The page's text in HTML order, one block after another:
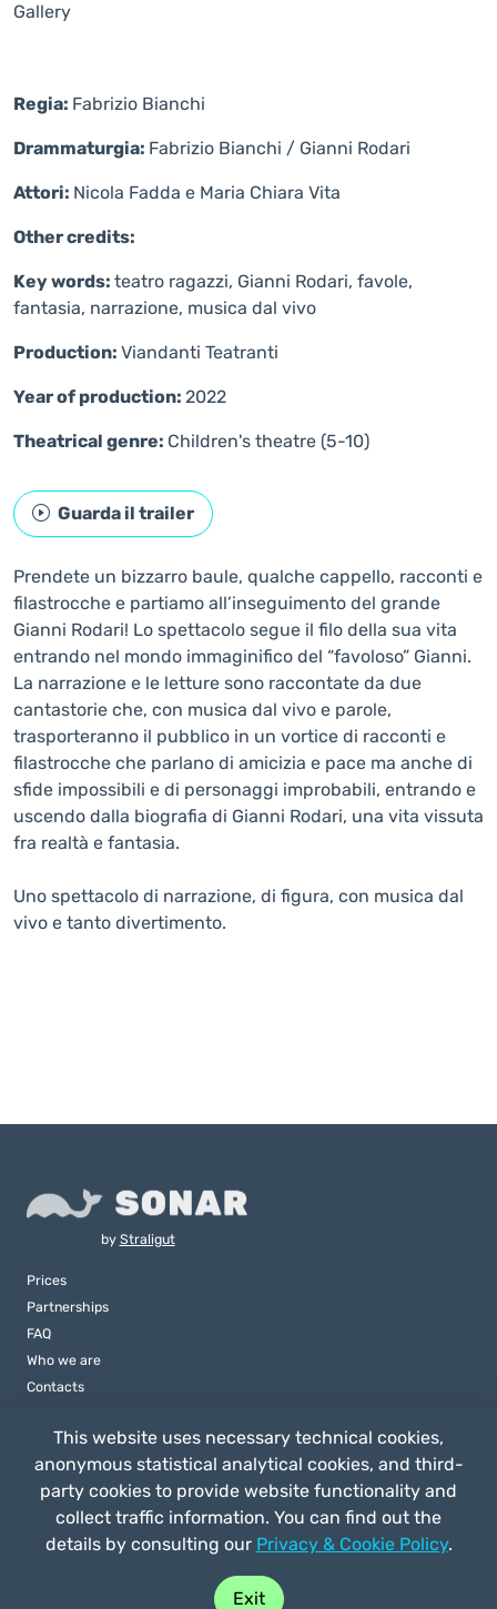
Gallery
Regia: Fabrizio Bianchi
Drammaturgia: Fabrizio Bianchi / Gianni Rodari
Attori: Nicola Fadda e Maria Chiara Vita
Other credits:
Key words: teatro ragazzi, Gianni Rodari, favole,
fantasia, narrazione, musica dal vivo
Production: Viandanti Teatranti
Year of production: 2022
Theatrical genre: Children's theatre (5-10)
Guarda il trailer
Prendete un bizzarro baule, qualche cappello, racconti e
filastrocche e partiamo all’inseguimento del grande
Gianni Rodari! Lo spettacolo segue il filo della sua vita
entrando nel mondo immaginifico del “favoloso” Gianni.
La narrazione e le letture sono raccontate da due
cantastorie che, con musica dal vivo e parole,
trasporteranno il pubblico in un vortice di racconti e
filastrocche che parlano di amicizia e pace ma anche di
sfide impossibili e di personaggi improbabili, entrando e
uscendo dalla biografia di Gianni Rodari, una vita vissuta
fra realtà e fantasia.
Uno spettacolo di narrazione, di figura, con musica dal
vivo e tanto divertimento.
Buy play
by Straligut
Prices
Partnerships
FAQ
Who we are
Contacts
This website uses necessary technical cookies,
anonymous statistical analytical cookies, and third-
party cookies to provide website functionality and
collect traffic information. You can find out the
details by consulting our Privacy & Cookie Policy.
Exit